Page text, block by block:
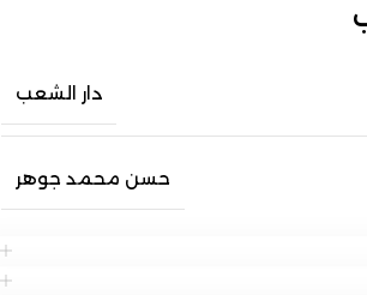
دار الشعب
حسن محمد جوهر